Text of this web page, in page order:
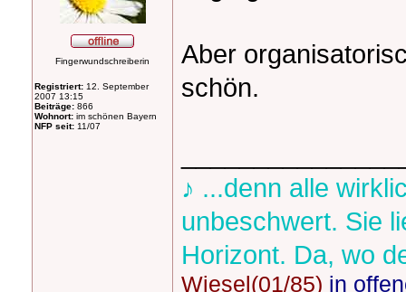
Fingerwundschreiberin
Registriert: 12. September
2007 13:15
Beiträge: 866
Wohnort: im schönen Bayern
NFP seit: 11/07
Aber
schön.
♪ ...denn alle
unbeschwert. Sie
Horizont. Da, wo
Wiesel(01/85) in